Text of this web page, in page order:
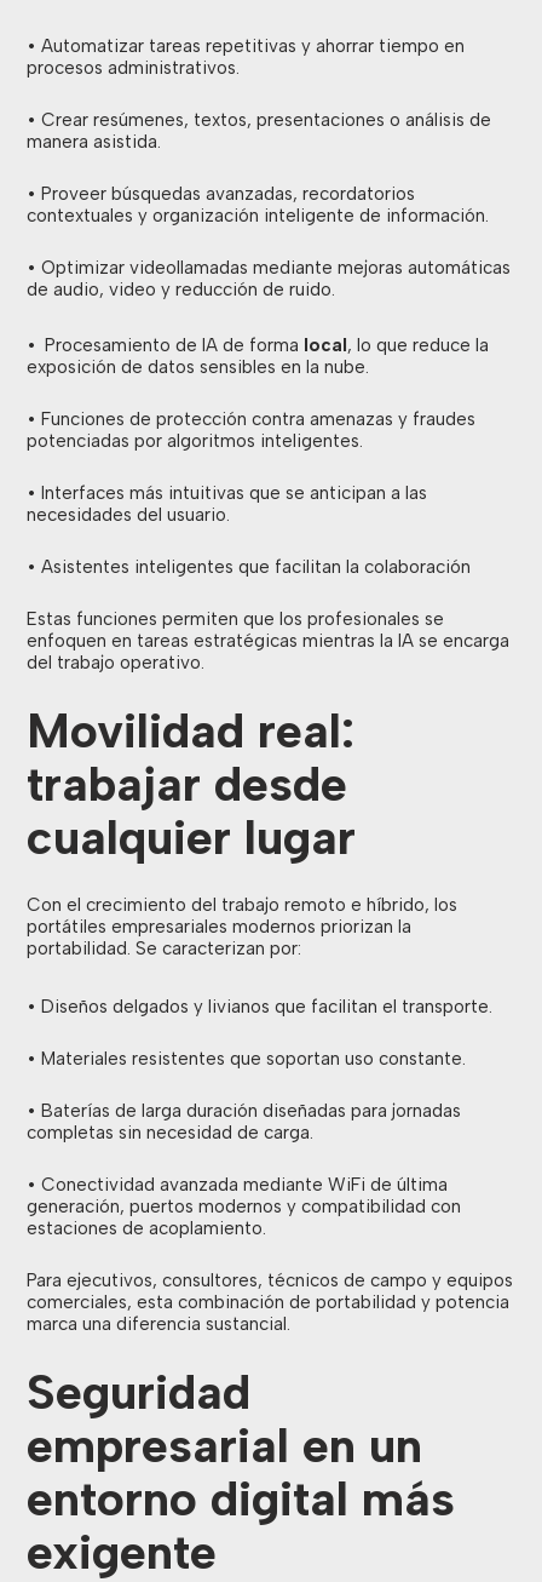
• Automatizar tareas repetitivas y ahorrar tiempo en
procesos administrativos.
• Crear resúmenes, textos, presentaciones o análisis de
manera asistida.
• Proveer búsquedas avanzadas, recordatorios
contextuales y organización inteligente de información.
• Optimizar videollamadas mediante mejoras automáticas
de audio, video y reducción de ruido.
• Procesamiento de IA de forma local, lo que reduce la
exposición de datos sensibles en la nube.
• Funciones de protección contra amenazas y fraudes
potenciadas por algoritmos inteligentes.
• Interfaces más intuitivas que se anticipan a las
necesidades del usuario.
• Asistentes inteligentes que facilitan la colaboración
Estas funciones permiten que los profesionales se
enfoquen en tareas estratégicas mientras la IA se encarga
del trabajo operativo.
Movilidad real:
trabajar desde
cualquier lugar
Con el crecimiento del trabajo remoto e híbrido, los
portátiles empresariales modernos priorizan la
portabilidad. Se caracterizan por:
• Diseños delgados y livianos que facilitan el transporte.
• Materiales resistentes que soportan uso constante.
• Baterías de larga duración diseñadas para jornadas
completas sin necesidad de carga.
• Conectividad avanzada mediante WiFi de última
generación, puertos modernos y compatibilidad con
estaciones de acoplamiento.
Para ejecutivos, consultores, técnicos de campo y equipos
comerciales, esta combinación de portabilidad y potencia
marca una diferencia sustancial.
Seguridad
empresarial en un
entorno digital más
exigente